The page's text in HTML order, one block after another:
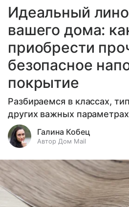
Идеальный
вашего дома:
приобрести
безопасное
покрытие
Разбираемся в классах,
других важных
Галина Кобец
Автор Дом Mail